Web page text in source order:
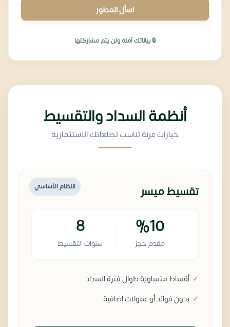
اسأل المطور
🔒 بياناتك آمنة ولن يتم مشاركتها
أنظمة السداد والتقسيط
خيارات مرنة تناسب تطلعاتك الاستثمارية
النظام الأساسي تقسيط ميسر
%10
مقدم حجز
8
سنوات التقسيط
أقساط متساوية طوال فترة السداد
بدون فوائد أو عمولات إضافية